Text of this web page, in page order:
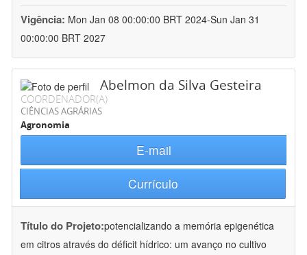
Vigência: Mon Jan 08 00:00:00 BRT 2024-Sun Jan 31
00:00:00 BRT 2027
Abelmon da Silva Gesteira
COORDENADOR(A)
CIÊNCIAS AGRÁRIAS
Agronomia
E-mail
Currículo
Título do Projeto:potencializando a memória epigenética
em citros através do déficit hídrico: um avanço no cultivo